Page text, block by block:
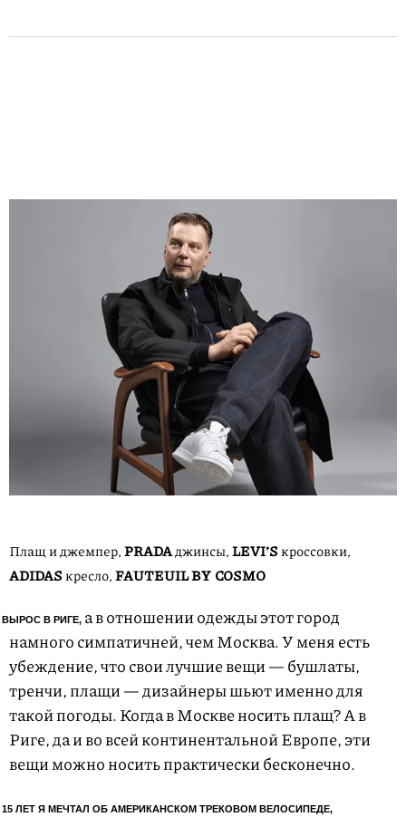
Плащ и джемпер,PRADAджинсы,LEVI’Sкроссовки,
ADIDASкресло,FAUTEUIL BY COSMO
ВЫРОС В РИГЕ, а в отношении одежды этот город
намного симпатичней, чем Москва. У меня есть
убеждение, что свои лучшие вещи — бушлаты,
тренчи, плащи — дизайнеры шьют именно для
такой погоды. Когда в Москве носить плащ? А в
Риге, да и во всей континентальной Европе, эти
вещи можно носить практически бесконечно.
15 ЛЕТ Я МЕЧТАЛ ОБ АМЕРИКАНСКОМ ТРЕКОВОМ ВЕЛОСИПЕДЕ,